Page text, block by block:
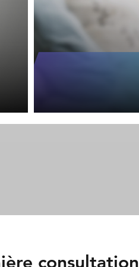
consultation